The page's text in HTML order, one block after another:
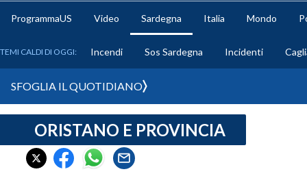
CRONACA SARDEGNA
CAGLIARI
ProgrammaUS Video Sardegna Italia Mondo
TEMI CALDI DI OGGI: Incendi Sos Sardegna Incidenti
SFOGLIA IL QUOTIDIANO
ORISTANO E PROVINCIA